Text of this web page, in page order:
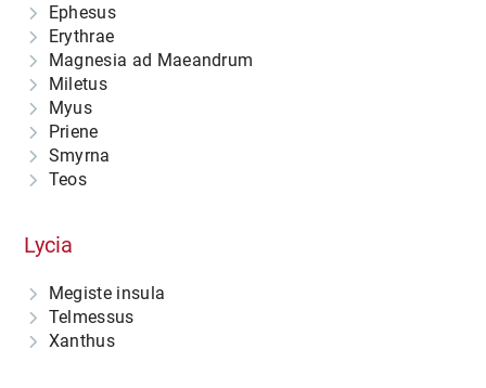
Ephesus
Erythrae
Magnesia ad Maeandrum
Miletus
Myus
Priene
Smyrna
Teos
Lycia
Megiste insula
Telmessus
Xanthus